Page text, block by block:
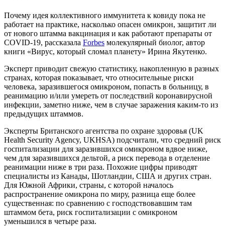
Почему идея коллективного иммунитета к ковиду пока не
работает на практике, насколько опасен омикрон, защитит ли
от нового штамма вакцинация и как работают препараты от
COVID-19, рассказала Forbes молекулярный биолог, автор
книги «Вирус, который сломал планету» Ирина Якутенко.
Эксперт приводит свежую статистику, накопленную в разных
странах, которая показывает, что относительные риски
человека, заразившегося омикроном, попасть в больницу, в
реанимацию и/или умереть от последствий коронавирусной
инфекции, заметно ниже, чем в случае заражения каким-то из
предыдущих штаммов.
Эксперты Британского агентства по охране здоровья (UK
Health Security Agency, UKHSA) подсчитали, что средний риск
госпитализации для заразившихся омикроном вдвое ниже,
чем для заразившихся дельтой, а риск перевода в отделение
реанимации ниже в три раза. Похожие цифры приводят
специалисты из Канады, Шотландии, США и других стран.
Для Южной Африки, страны, с которой началось
распространение омикрона по миру, разница еще более
существенная: по сравнению с господствовавшим там
штаммом бета, риск госпитализации с омикроном
уменьшился в четыре раза.